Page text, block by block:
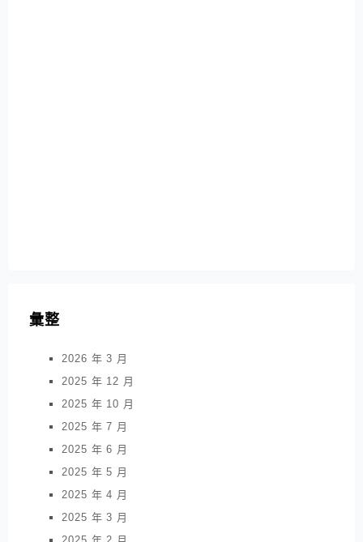
彙整
2026 年 3 月
2025 年 12 月
2025 年 10 月
2025 年 7 月
2025 年 6 月
2025 年 5 月
2025 年 4 月
2025 年 3 月